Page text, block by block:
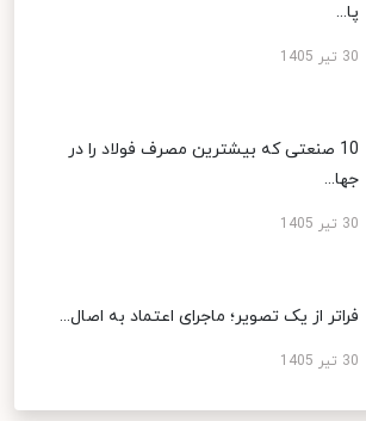
پا...
30 تیر 1405
10 صنعتی که بیشترین مصرف فولاد را در
جها...
30 تیر 1405
فراتر از یک تصویر؛ ماجرای اعتماد به اصال...
30 تیر 1405